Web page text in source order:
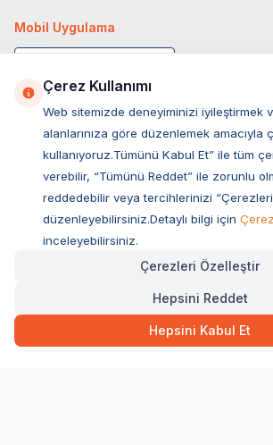
199,00TL
SEPETE
Mobil Uygulama
Müşteri Hizmetleri
Sıkça Sorulan
Ovacık Mah. Hacıoğlu Sok. No:13 Başiskele /
Müşteri Destek Hattı
Çerez Kullanımı
Web sitemizde deneyiminizi iyileştirmek
alanlarınıza göre düzenlemek amacıyla
kullanıyoruz.Tümünü Kabul Et” ile tüm
verebilir, “Tümünü Reddet” ile zorunlu
reddedebilir veya tercihlerinizi
düzenleyebilirsiniz.Detaylı bilgi için
inceleyebilirsiniz.
Çerezleri Özelleştir
Hepsini Reddet
Hepsini Kabul Et